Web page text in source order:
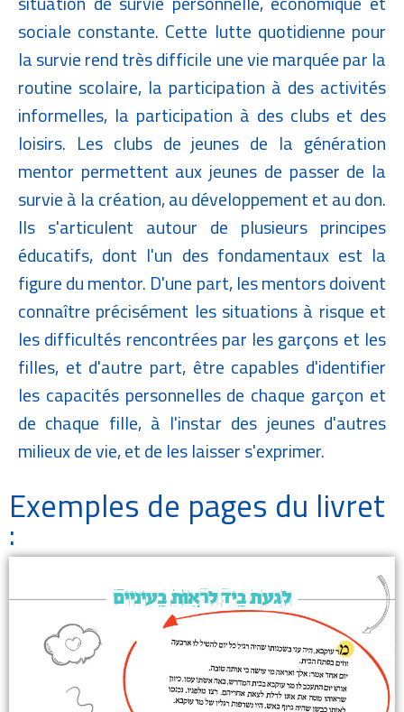
sociale constante. Cette lutte quotidienne pour
la survie rend très difficile une vie marquée par la
routine scolaire, la participation à des activités
informelles, la participation à des clubs et des
loisirs. Les clubs de jeunes de la génération
mentor permettent aux jeunes de passer de la
survie à la création, au développement et au don.
Ils s'articulent autour de plusieurs principes
éducatifs, dont l'un des fondamentaux est la
figure du mentor. D'une part, les mentors doivent
connaître précisément les situations à risque et
les difficultés rencontrées par les garçons et les
filles, et d'autre part, être capables d'identifier
les capacités personnelles de chaque garçon et
de chaque fille, à l'instar des jeunes d'autres
milieux de vie, et de les laisser s'exprimer.
Exemples de pages du livret
: